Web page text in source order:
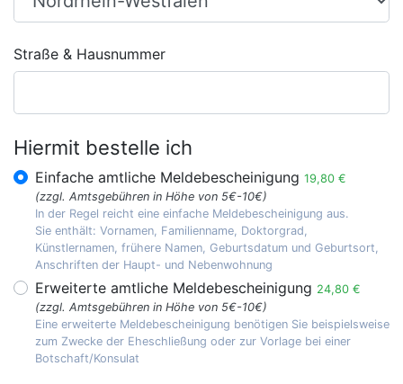
Straße & Hausnummer
Hiermit bestelle ich
Einfache amtliche Meldebescheinigung 19,80 €
(zzgl. Amtsgebühren in Höhe von 5€-10€)
In der Regel reicht eine einfache Meldebescheinigung aus.
Sie enthält: Vornamen, Familienname, Doktorgrad,
Künstlernamen, frühere Namen, Geburtsdatum und Geburtsort,
Anschriften der Haupt- und Nebenwohnung
Erweiterte amtliche Meldebescheinigung 24,80 €
(zzgl. Amtsgebühren in Höhe von 5€-10€)
Eine erweiterte Meldebescheinigung benötigen Sie beispielsweise
zum Zwecke der Eheschließung oder zur Vorlage bei einer
Botschaft/Konsulat